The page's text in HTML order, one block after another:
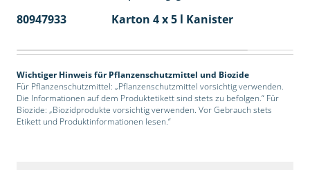
80947933 Karton 4 x 5 l Kanister
Wichtiger Hinweis für Pflanzenschutzmittel und Biozide
Für Pflanzenschutzmittel: „Pflanzenschutzmittel vorsichtig verwenden.
Die Informationen auf dem Produktetikett sind stets zu befolgen.“ Für
Biozide: „Biozidprodukte vorsichtig verwenden. Vor Gebrauch stets
Etikett und Produktinformationen lesen.“